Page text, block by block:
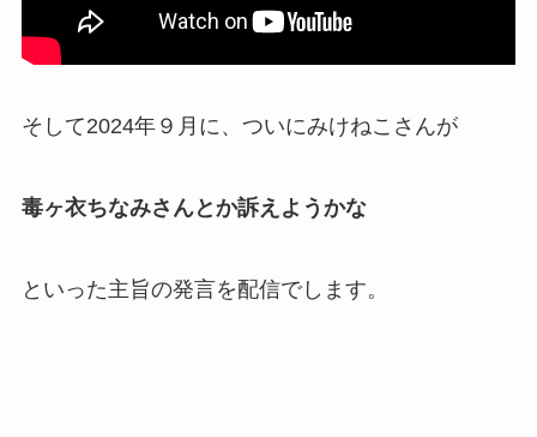
そして2024年９月 に、ついにみけねこさんが
毒ヶ衣ちなみさんとか訴えようかな
といった主旨の発言を配信でします。